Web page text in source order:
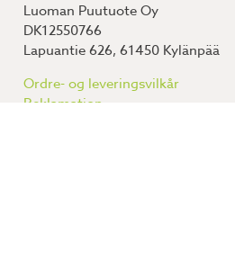
Luoman Puutuote Oy
DK12550766
Lapuantie 626, 61450 Kylänpää
Ordre- og leveringsvilkår
Reklamation